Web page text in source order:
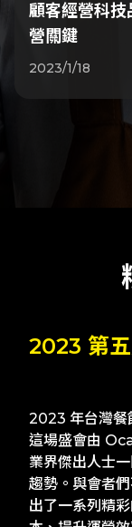
顧客經營科
營關鍵
2023/1/18
2023 第
2023 年台灣餐
這場盛會由
業界傑出人士
趨勢。與會者
出了一系列精